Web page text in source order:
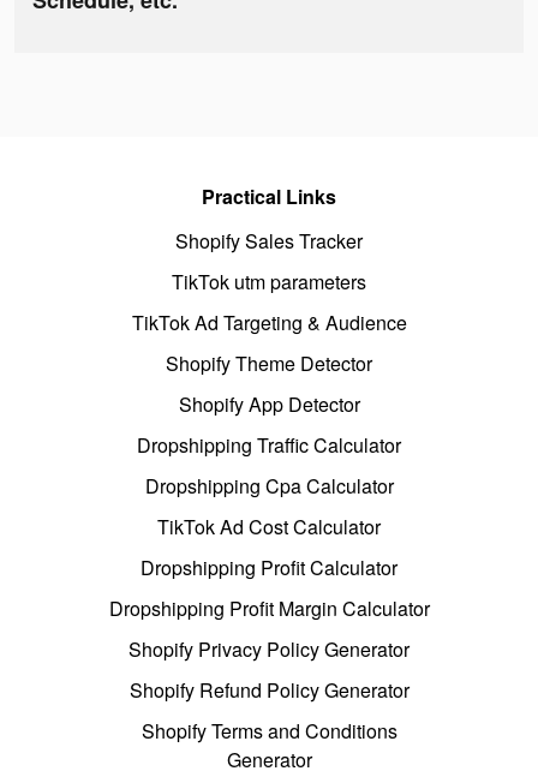
Practical Links
Shopify Sales Tracker
TikTok utm parameters
TikTok Ad Targeting & Audience
Shopify Theme Detector
Shopify App Detector
Dropshipping Traffic Calculator
Dropshipping Cpa Calculator
TikTok Ad Cost Calculator
Dropshipping Profit Calculator
Dropshipping Profit Margin Calculator
Shopify Privacy Policy Generator
Shopify Refund Policy Generator
Shopify Terms and Conditions
Generator